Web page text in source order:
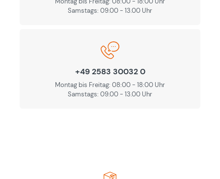
Samstags: 09.00 - 13.00 Uhr
+49 2583 30032 0
Montag bis Freitag: 08:00 - 18:00 Uhr
Samstags: 09.00 - 13.00 Uhr